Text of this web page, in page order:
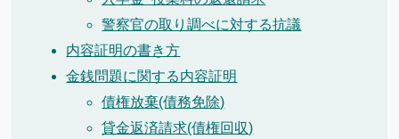
警察官の取り調べに対する抗議
内容証明の書き方
金銭問題に関する内容証明
債権放棄(債務免除)
貸金返済請求(債権回収)